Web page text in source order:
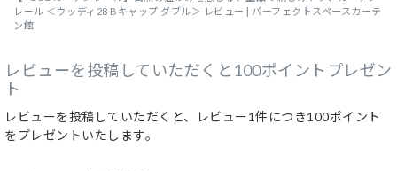
レール ＜ウッディ28 Bキャップ ダブル＞ レビュー | パーフェクトスペースカーテ
ン館
レビューを投稿していただくと100ポイントプレゼン
ト
レビューを投稿していただくと、レビュー1件につき100ポイント
をプレゼントいたします。